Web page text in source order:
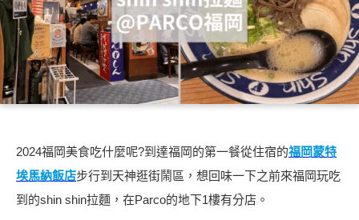
2024福岡美食吃什麼呢?到達福岡的第一餐從住宿的福岡蒙特
埃馬納飯店步行到天神逛街鬧區，︁想回味一下之前來福岡玩吃
到的shin shin拉麵，︁在Parco的地下1樓有分店。